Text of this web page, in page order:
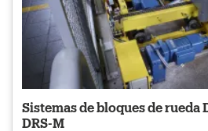
Sistemas de bloques de rueda
DRS-M